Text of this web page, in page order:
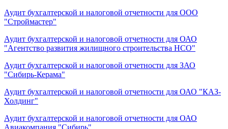
Аудит бухгалтерской и налоговой отчетности для ООО
"Строймастер"
Аудит бухгалтерской и налоговой отчетности для ОАО
"Агентство развития жилищного строительства НСО"
Аудит бухгалтерской и налоговой отчетности для ЗАО
"Сибирь-Керама"
Аудит бухгалтерской и налоговой отчетности для ОАО "КАЗ-
Холдинг"
Аудит бухгалтерской и налоговой отчетности для ОАО
Авиакомпания "Сибирь"